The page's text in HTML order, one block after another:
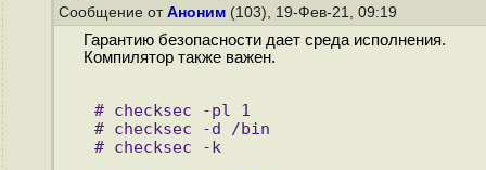
Сообщение от Аноним (103), 19-Фев-21, 09:19
Гарантию безопасности дает среда исполнения.
Компилятор также важен.
# checksec -pl 1
# checksec -d /bin
# checksec -k